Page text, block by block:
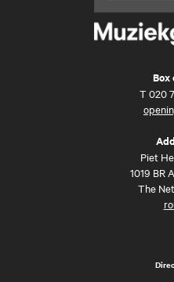
Box
T 020
Piet
1019 BR
The